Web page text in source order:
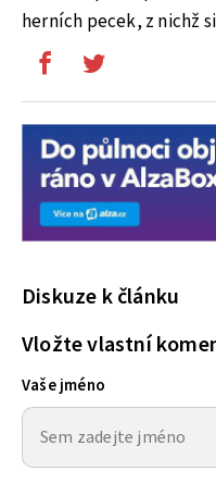
herních pecek, z nichž
Diskuze k článku
Vložte vlastní
Vaše jméno